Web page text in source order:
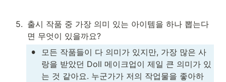
5. 출시 작품 중 가장 의미 있는 아이템을 하나 뽑는다
면 무엇이 있을까요?
•
모든 작품들이 다 의미가 있지만, 가장 많은 사
랑을 받았던 Doll 메이크업이 제일 큰 의미가 있
는 것 같아요. 누군가가 저의 작업물을 좋아하